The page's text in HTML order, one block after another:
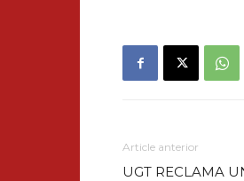
Article anterior
UGT RECLAMA